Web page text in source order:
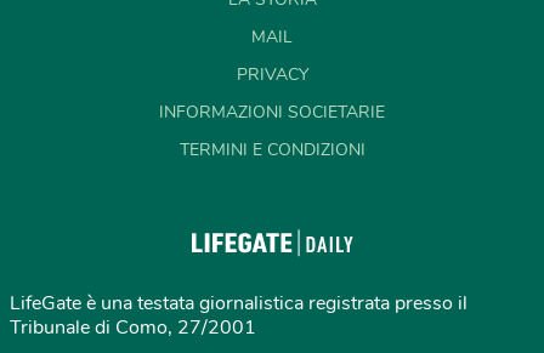
MAIL
PRIVACY
INFORMAZIONI SOCIETARIE
TERMINI E CONDIZIONI
LifeGate è una testata giornalistica registrata presso il
Tribunale di Como, 27/2001